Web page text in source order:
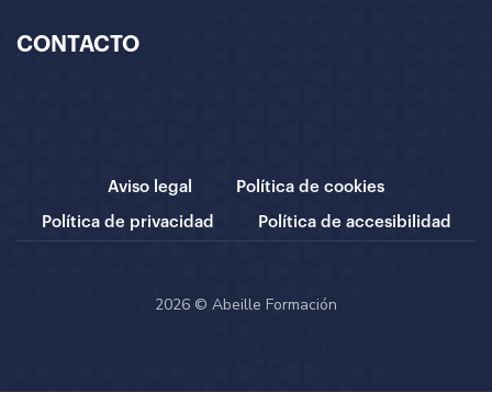
CONTACTO
Aviso legal Política de cookies
Política de privacidad Política de accesibilidad
2026 © Abeille Formación